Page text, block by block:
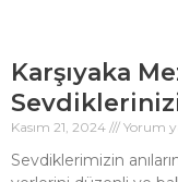
Karşıyaka
Kasım 21, 2024 Yorum
Sevdiklerimizin